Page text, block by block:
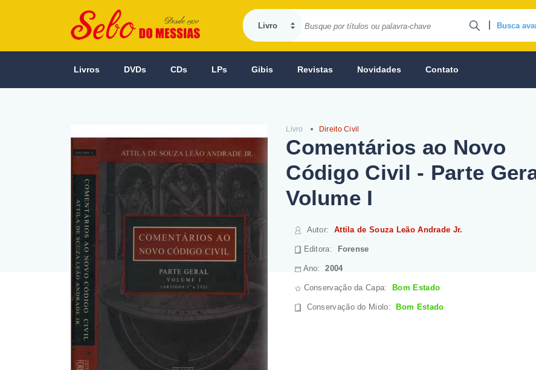
Busca
Livros DVDs CDs LPs Gibis Revistas Novidades Contato
Livro Direito Civil
Comentários ao Novo
Código Civil - Parte
Volume I
Autor: Attila de Souza Leão Andrade Jr.
Editora: Forense
Ano:2004
Conservação da Capa: Bom Estado
Conservação do Miolo: Bom Estado